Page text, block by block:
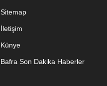
Sitemap
İletişim
Künye
Bafra Son Dakika Haberler